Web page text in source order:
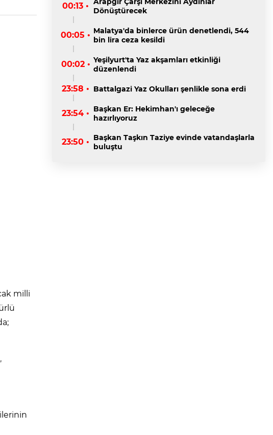
milli
00:13 •
Dönüştürecek
00:05 • Malatya'da binlerce ürün denetlendi, 544
bin lira ceza kesildi
00:02 • Yeşilyurt'ta Yaz akşamları etkinliği
düzenlendi
23:58 • Battalgazi Yaz Okulları şenlikle sona erdi
23:54 • Başkan Er: Hekimhan'ı geleceğe
hazırlıyoruz
23:50 • Başkan Taşkın Taziye evinde vatandaşlarla
buluştu